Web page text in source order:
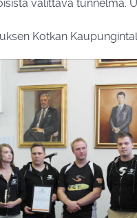
välittävä tunnelma.
Kotkan